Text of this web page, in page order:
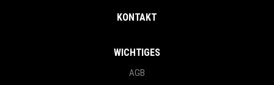
KONTAKT
WICHTIGES
AGB